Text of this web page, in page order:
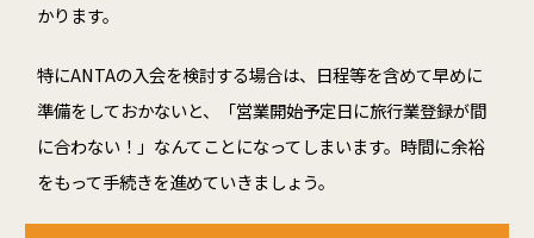
かります。
特にANTAの入会を検討する場合は、日程等を含めて早めに
準備をしておかないと、「営業開始予定日に旅行業登録が間
に合わない！」なんてことになってしまいます。時間に余裕
をもって手続きを進めていきましょう。